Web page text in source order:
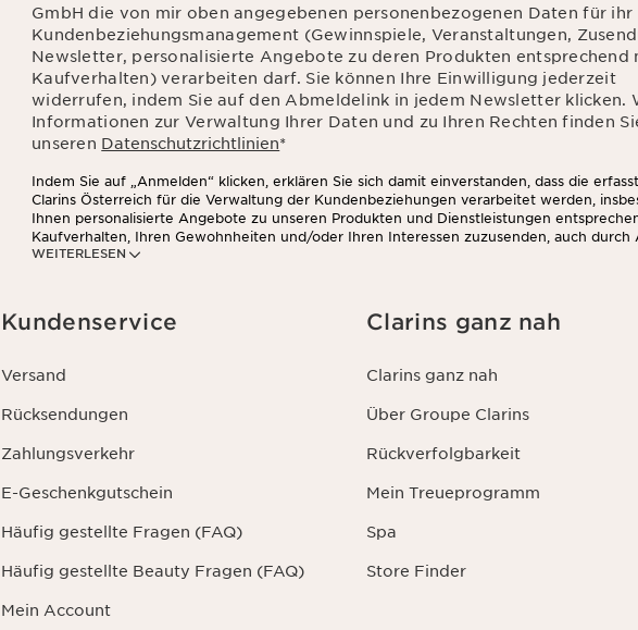
GmbH die von mir oben angegebenen personenbezogenen Daten für ihr
Kundenbeziehungsmanagement (Gewinnspiele, Veranstaltungen,
Newsletter, personalisierte Angebote zu deren Produkten entsprechend
Kaufverhalten) verarbeiten darf. Sie können Ihre Einwilligung jederzeit
widerrufen, indem Sie auf den Abmeldelink in jedem Newsletter klicken.
Informationen zur Verwaltung Ihrer Daten und zu Ihren Rechten finden
unseren Datenschutzrichtlinien*
WEITERLESEN
Indem Sie auf „Anmelden“ klicken, erklären Sie sich damit einverstanden, dass die
Clarins Österreich für die Verwaltung der Kundenbeziehungen verarbeitet werden,
Ihnen personalisierte Angebote zu unseren Produkten und Dienstleistungen
Kaufverhalten, Ihren Gewohnheiten und/oder Ihren Interessen zuzusenden, auch durch
sozialen Netzwerken und auf Websites Dritter, sowie für analytische Zwecke.
Kundenservice
Versand
Rücksendungen
Zahlungsverkehr
E-Geschenkgutschein
Häufig gestellte Fragen (FAQ)
Häufig gestellte Beauty Fragen (FAQ)
Mein Account
Clarins ganz nah
Clarins ganz nah
Über Groupe Clarins
Rückverfolgbarkeit
Mein Treueprogramm
Spa
Store Finder